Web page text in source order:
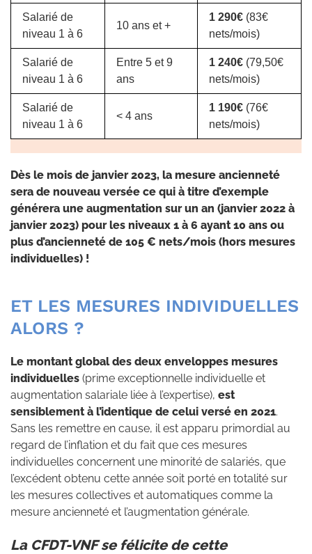
Salarié de
niveau 1 à 6
10 ans et +
1 290€ (83€
nets/mois)
Salarié de
niveau 1 à 6
Entre 5 et 9
ans
1 240€ (79,50€
nets/mois)
Salarié de
niveau 1 à 6
< 4 ans
1 190€ (76€
nets/mois)
Dès le mois de janvier 2023, la mesure ancienneté
sera de nouveau versée ce qui à titre d’exemple
générera une augmentation sur un an (janvier 2022 à
janvier 2023) pour les niveaux 1 à 6 ayant 10 ans ou
plus d’ancienneté de 105 € nets/mois (hors mesures
individuelles) !
ET LES MESURES INDIVIDUELLES
ALORS ?
Le montant global des deux enveloppes mesures
individuelles (prime exceptionnelle individuelle et
augmentation salariale liée à l’expertise), est
sensiblement à l’identique de celui versé en 2021.
Sans les remettre en cause, il est apparu primordial au
regard de l’inflation et du fait que ces mesures
individuelles concernent une minorité de salariés, que
l’excédent obtenu cette année soit porté en totalité sur
les mesures collectives et automatiques comme la
mesure ancienneté et l’augmentation générale.
La CFDT-VNF se félicite de cette